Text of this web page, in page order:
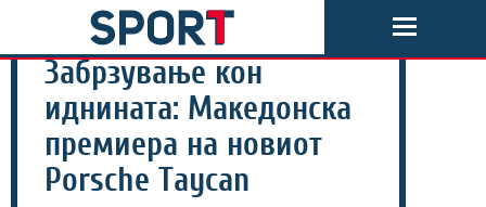
Забрзување кон
иднината: Македонска
премиера на новиот
Porsche Taycan